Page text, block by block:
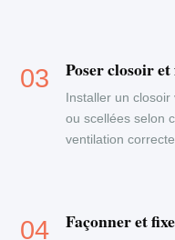
Poser closoir
Installer un
ou scellées selon
ventilation
Façonner et